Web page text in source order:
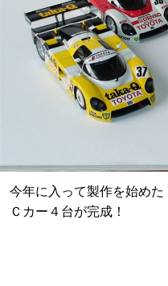
今年に入って製作を始めた
Ｃカー４台が完成！